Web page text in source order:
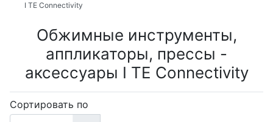
I TE Connectivity
Обжимные инструменты,
аппликаторы, прессы -
аксессуары I TE Connectivity
Сортировать по